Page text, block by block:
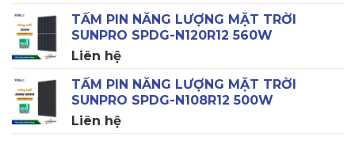
TẤM PIN NĂNG LƯỢNG MẶT TRỜI
SUNPRO SPDG-N120R12 560W
Liên hệ
TẤM PIN NĂNG LƯỢNG MẶT TRỜI
SUNPRO SPDG-N108R12 500W
Liên hệ